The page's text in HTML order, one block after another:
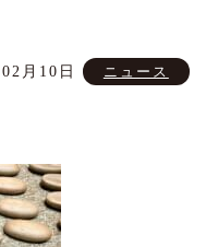
月10日 ニュース